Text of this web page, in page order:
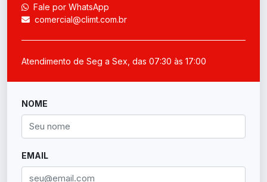
Fale por WhatsApp
comercial@climt.com.br
Atendimento de Seg a Sex, das 07:30 às 17:00
NOME
EMAIL